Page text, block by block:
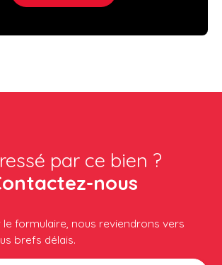
par ce bien ?
nous
le formulaire, nous reviendrons vers
brefs délais.